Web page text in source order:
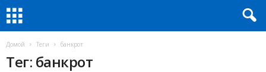
Домой Теги банкрот
Тег: банкрот